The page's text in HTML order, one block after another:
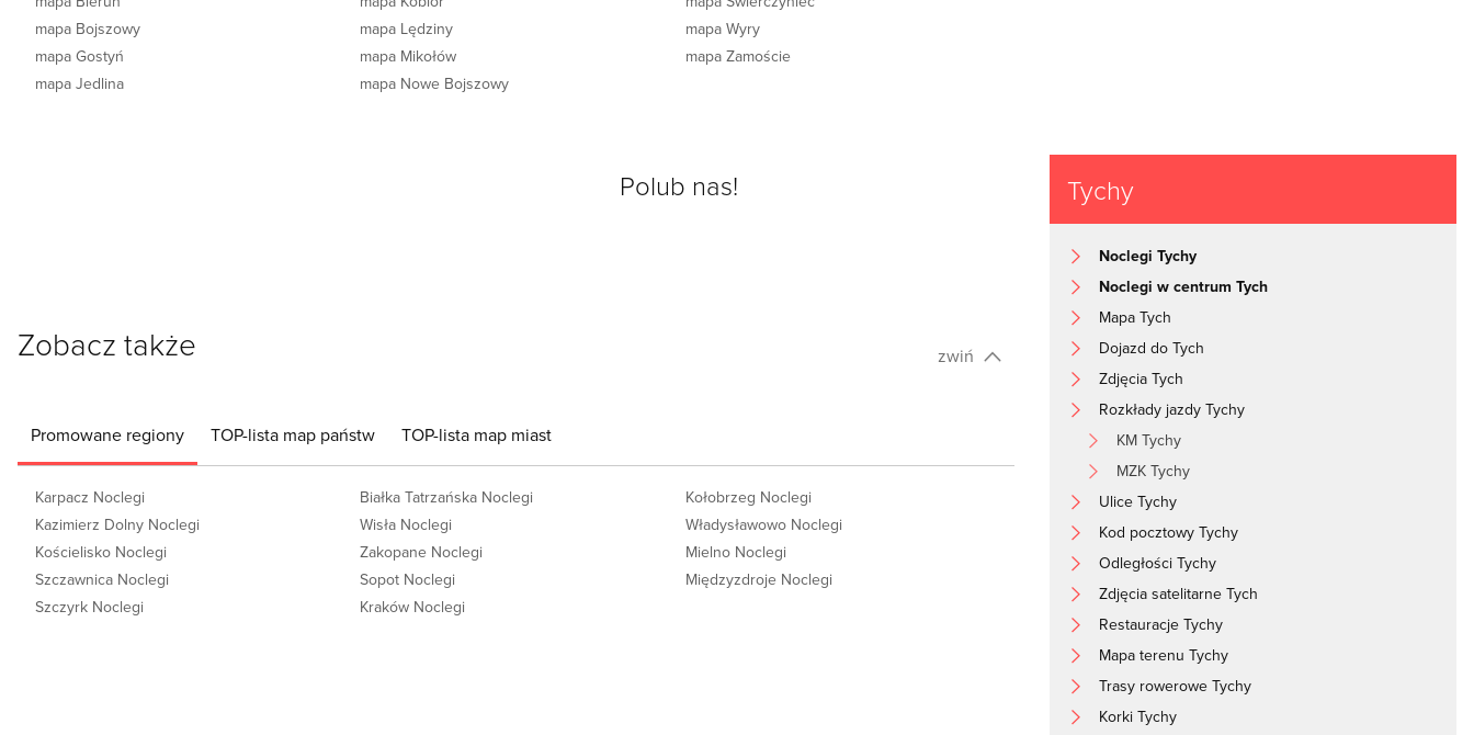
mapa Bojszowy
mapa Gostyń
mapa Jedlina
mapa Lędziny
mapa Mikołów
mapa Nowe Bojszowy
mapa Wyry
mapa Zamoście
Polub nas!
Zobacz także zwiń
Promowane regiony TOP-lista map państw TOP-lista map miast
Karpacz Noclegi
Kazimierz Dolny Noclegi
Kościelisko Noclegi
Szczawnica Noclegi
Szczyrk Noclegi
Białka Tatrzańska Noclegi
Wisła Noclegi
Zakopane Noclegi
Sopot Noclegi
Kraków Noclegi
Kołobrzeg Noclegi
Władysławowo Noclegi
Mielno Noclegi
Międzyzdroje Noclegi
Tychy
Noclegi Tychy
Noclegi w centrum Tych
Mapa Tych
Dojazd do Tych
Zdjęcia Tych
Rozkłady jazdy Tychy
KM Tychy
MZK Tychy
Ulice Tychy
Kod pocztowy Tychy
Odległości Tychy
Zdjęcia satelitarne Tych
Restauracje Tychy
Mapa terenu Tychy
Trasy rowerowe Tychy
Korki Tychy